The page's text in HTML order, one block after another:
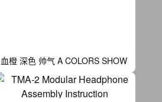
血橙 深色 帅气 A COLORS SHOW